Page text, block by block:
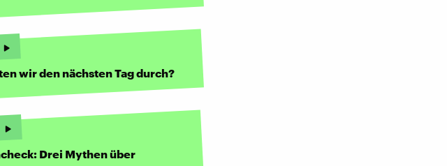
wir den nächsten Tag durch?
Drei Mythen über